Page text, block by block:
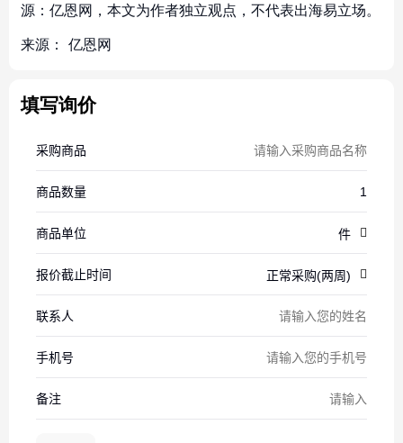
源：亿恩网，本文为作者独立观点，不代表出海易立场。
来源： 亿恩网
填写询价